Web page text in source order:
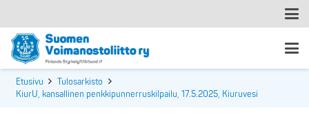
Etusivu
Tulosarkisto
KiurU, kansallinen penkkipunnerruskilpailu, 17.5.2025, Kiuruvesi